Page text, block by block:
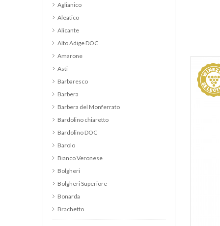
Aglianico
Aleatico
Alicante
Alto Adige DOC
Amarone
Asti
Barbaresco
Barbera
Barbera del Monferrato
Bardolino chiaretto
Bardolino DOC
Barolo
Bianco Veronese
Bolgheri
Bolgheri Superiore
Bonarda
Brachetto
Brunello di Montalcino